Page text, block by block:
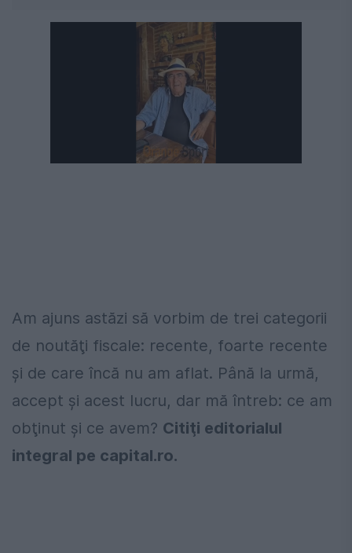
Am ajuns astăzi să vorbim de trei categorii
de noutăţi fiscale: recente, foarte recente
şi de care încă nu am aflat. Până la urmă,
accept şi acest lucru, dar mă întreb: ce am
obţinut şi ce avem? Citiţi editorialul
integral pe capital.ro.